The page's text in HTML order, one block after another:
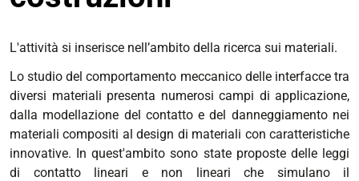
L'attività si inserisce nell’ambito della ricerca sui materiali.
Lo studio del comportamento meccanico delle interfacce tra
diversi materiali presenta numerosi campi di applicazione,
dalla modellazione del contatto e del danneggiamento nei
materiali compositi al design di materiali con caratteristiche
innovative. In quest'ambito sono state proposte delle leggi
di contatto lineari e non lineari che simulano il